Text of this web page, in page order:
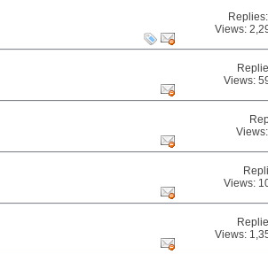
Views:
Views:
Views:
Views: